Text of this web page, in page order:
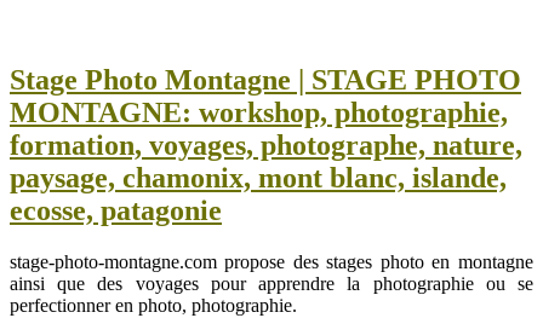
Stage Photo Montagne | STAGE PHOTO
MONTAGNE: workshop, pho­tog­rap­hie,
formation, voyages, photographe, nature,
paysage, chamonix, mont blanc, islande,
ecosse, patagonie
stage-photo-montagne.com propose des stages photo en montagne
ainsi que des voyages pour apprendre la photographie ou se
perfectionner en photo, photographie.